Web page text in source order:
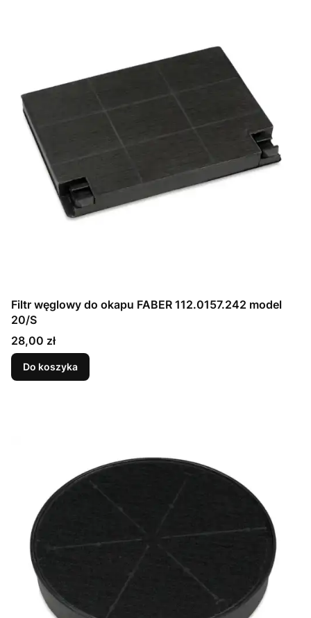
Filtr węglowy do okapu FABER 112.0157.242 model
20/S
Cena
28,00 zł
Do koszyka